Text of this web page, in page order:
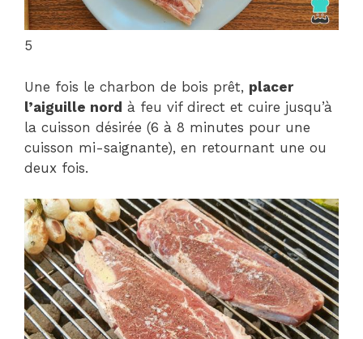
5
Une fois le charbon de bois prêt, placer
l’aiguille nord à feu vif direct et cuire jusqu’à
la cuisson désirée (6 à 8 minutes pour une
cuisson mi-saignante), en retournant une ou
deux fois.